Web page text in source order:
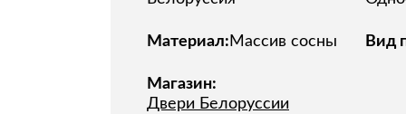
Материал: Массив сосны
Магазин:
Двери Белоруссии
Вид